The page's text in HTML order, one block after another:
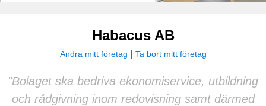
Habacus AB
Ändra mitt företag Ta bort mitt företag
"Bolaget ska bedriva ekonomiservice, utbildning
och rådgivning inom redovisning samt därmed